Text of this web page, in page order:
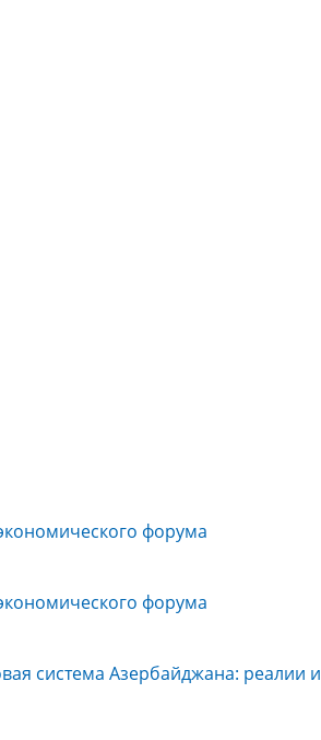
форума
форума
система Азербайджана: реалии и